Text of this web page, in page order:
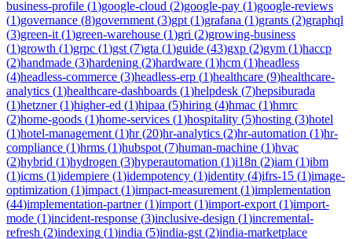
business-profile (1)google-cloud (2)google-pay (1)google-reviews
(1)governance (8)government (3)gpt (1)grafana (1)grants (2)graphql
(3)green-it (1)green-warehouse (1)gri (2)growing-business
(1)growth (1)grpc (1)gst (7)gta (1)guide (43)gxp (2)gym (1)haccp
(2)handmade (3)hardening (2)hardware (1)hcm (1)headless
(4)headless-commerce (3)headless-erp (1)healthcare (9)healthcare-
analytics (1)healthcare-dashboards (1)helpdesk (7)hepsiburada
(1)hetzner(1)higher-ed (1)hipaa (5)hiring (4)hmac (1)hmrc
(2)home-goods (1)home-services (1)hospitality (5)hosting (3)hotel
(1)hotel-management (1)hr(20)hr-analytics (2)hr-automation (1)hr-
compliance (1)hrms (1)hubspot (7)human-machine (1)hvac
(2)hybrid (1)hydrogen (3)hyperautomation (1)i18n (2)iam (1)ibm
(1)icms (1)idempiere (1)idempotency (1)identity (4)ifrs-15 (1)image-
optimization (1)impact (1)impact-measurement (1)implementation
(44)implementation-partner(1)import (1)import-export (1)import-
mode (1)incident-response (3)inclusive-design (1)incremental-
refresh (2)indexing (1)india (5)india-gst (2)india-marketplace